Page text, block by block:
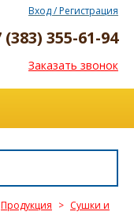
Вход / Регистрация
(383) 355-61-94
Заказать звонок
Продукция > Сушки и